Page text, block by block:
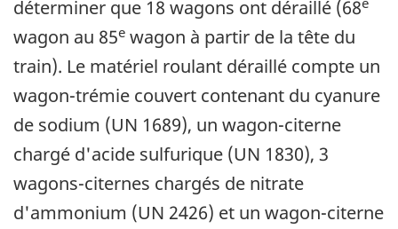
déterminer que 18 wagons ont déraillé (68
wagon au 85e wagon à partir de la tête du
train). Le matériel roulant déraillé compte un
wagon-trémie couvert contenant du cyanure
de sodium (UN 1689), un wagon-citerne
chargé d'acide sulfurique (UN 1830), 3
wagons-citernes chargés de nitrate
d'ammonium (UN 2426) et un wagon-citerne